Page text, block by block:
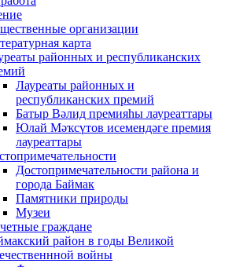
организации
карта
районных и республиканских
Лауреаты районных и
республиканских премий
Батыр Вәлид премияһы лауреаттары
Юлай Мәҡсүтов исемендәге премия
лауреаттары
Достопримечательности района и
города Баймак
Памятники природы
Музеи
граждане
район в годы Великой
войны